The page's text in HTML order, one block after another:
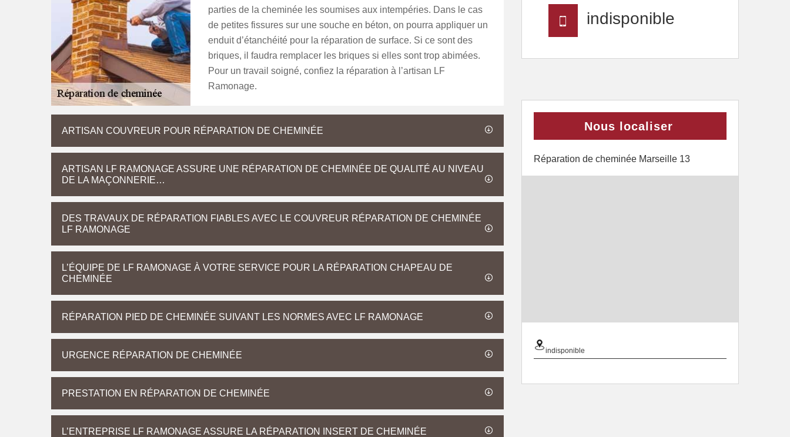
parties de la cheminée les soumises aux intempéries. Dans le cas
de petites fissures sur une souche en béton, on pourra appliquer un
enduit d’étanchéité pour la réparation de surface. Si ce sont des
briques, il faudra remplacer les briques si elles sont trop abimées.
Pour un travail soigné, confiez la réparation à l’artisan LF
Ramonage.
ARTISAN COUVREUR POUR RÉPARATION DE CHEMINÉE
ARTISAN LF RAMONAGE ASSURE UNE RÉPARATION DE CHEMINÉE DE QUALITÉ AU NIVEAU
DE LA MAÇONNERIE…
DES TRAVAUX DE RÉPARATION FIABLES AVEC LE COUVREUR RÉPARATION DE CHEMINÉE
LF RAMONAGE
L’ÉQUIPE DE LF RAMONAGE À VOTRE SERVICE POUR LA RÉPARATION CHAPEAU DE
CHEMINÉE
RÉPARATION PIED DE CHEMINÉE SUIVANT LES NORMES AVEC LF RAMONAGE
URGENCE RÉPARATION DE CHEMINÉE
PRESTATION EN RÉPARATION DE CHEMINÉE
L’ENTREPRISE LF RAMONAGE ASSURE LA RÉPARATION INSERT DE CHEMINÉE
indisponible
Nous localiser
Réparation de cheminée Marseille 13
indisponible